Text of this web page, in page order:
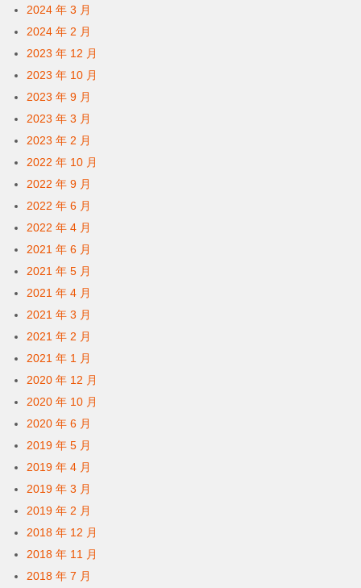
2024 年 3 月
2024 年 2 月
2023 年 12 月
2023 年 10 月
2023 年 9 月
2023 年 3 月
2023 年 2 月
2022 年 10 月
2022 年 9 月
2022 年 6 月
2022 年 4 月
2021 年 6 月
2021 年 5 月
2021 年 4 月
2021 年 3 月
2021 年 2 月
2021 年 1 月
2020 年 12 月
2020 年 10 月
2020 年 6 月
2019 年 5 月
2019 年 4 月
2019 年 3 月
2019 年 2 月
2018 年 12 月
2018 年 11 月
2018 年 7 月